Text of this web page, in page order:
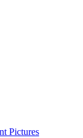
Pictures